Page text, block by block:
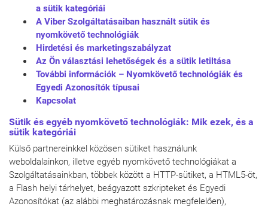
a sütik kategóriái
A Viber Szolgáltatásaiban használt sütik és
nyomkövető technológiák
Hirdetési és marketingszabályzat
Az Ön választási lehetőségek és a sütik letiltása
További információk – Nyomkövető technológiák és
Egyedi Azonosítók típusai
Kapcsolat
Sütik és egyéb nyomkövető technológiák: Mik ezek, és a
sütik kategóriái
Külső partnereinkkel közösen sütiket használunk
weboldalainkon, illetve egyéb nyomkövető technológiákat a
Szolgáltatásainkban, többek között a HTTP-sütiket, a HTML5-öt,
a Flash helyi tárhelyet, beágyazott szkripteket és Egyedi
Azonosítókat (az alábbi meghatározásnak megfelelően),